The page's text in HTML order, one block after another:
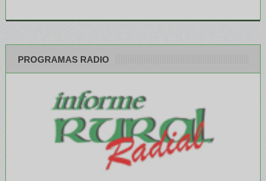
PROGRAMAS RADIO